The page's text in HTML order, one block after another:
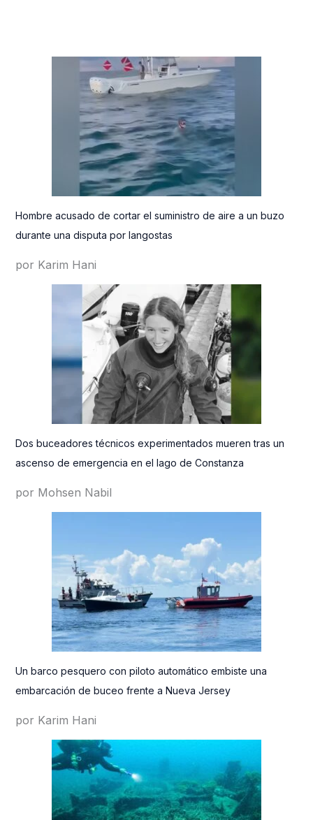
Hombre acusado de cortar el suministro de aire a un buzo
durante una disputa por langostas
por Karim Hani
Dos buceadores técnicos experimentados mueren tras un
ascenso de emergencia en el lago de Constanza
por Mohsen Nabil
Un barco pesquero con piloto automático embiste una
embarcación de buceo frente a Nueva Jersey
por Karim Hani